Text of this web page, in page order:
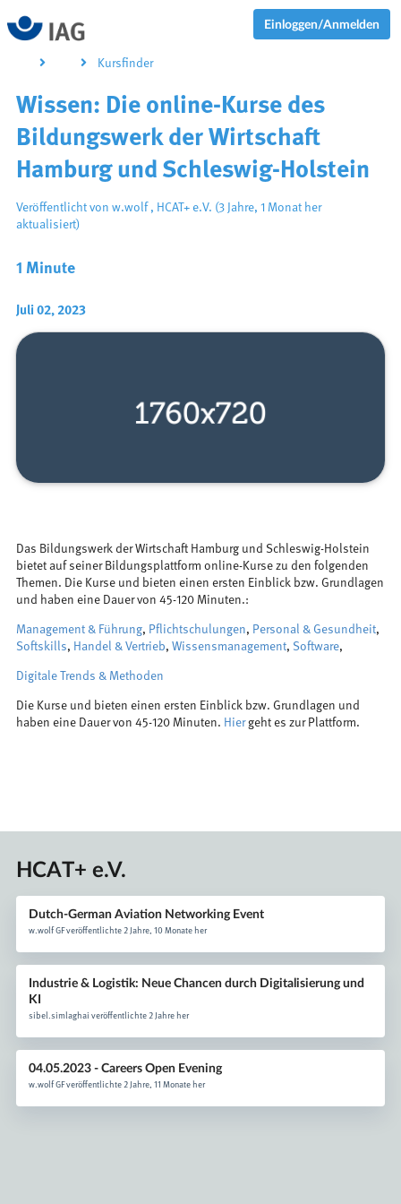
Einloggen/Anmelden
Kursfinder
1 Minute
Juli 02, 2023
Wissen: Die online-Kurse des
Bildungswerk der Wirtschaft
Hamburg und Schleswig-Holstein
Veröffentlicht von w.wolf, HCAT+ e.V. (3 Jahre, 1 Monat her
aktualisiert)
Das Bildungswerk der Wirtschaft Hamburg und Schleswig-Holstein
bietet auf seiner Bildungsplattform online-Kurse zu den folgenden
Themen. Die Kurse und bieten einen ersten Einblick bzw. Grundlagen
und haben eine Dauer von 45-120 Minuten.:
Management & Führung, Pflichtschulungen, Personal & Gesundheit,
Softskills, Handel & Vertrieb, Wissensmanagement, Software,
Digitale Trends & Methoden
Die Kurse und bieten einen ersten Einblick bzw. Grundlagen und
haben eine Dauer von 45-120 Minuten. Hiergeht es zur Plattform.
HCAT+ e.V.
Dutch-German Aviation Networking Event
w.wolf GF veröffentlichte 2 Jahre, 10 Monate her
Industrie & Logistik: Neue Chancen durch Digitalisierung und
KI
sibel.simlaghai veröffentlichte 2 Jahre her
04.05.2023 - Careers Open Evening
w.wolf GF veröffentlichte 2 Jahre, 11 Monate her